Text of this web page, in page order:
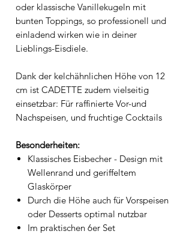
oder klassische Vanillekugeln mit
bunten Toppings, so professionell und
einladend wirken wie in deiner
Lieblings-Eisdiele.
Dank der kelchähnlichen Höhe von 12
cm ist CADETTE zudem vielseitig
einsetzbar: Für raffinierte Vor-und
Nachspeisen, und fruchtige Cocktails
Besonderheiten:
Klassisches Eisbecher - Design mit
Wellenrand und geriffeltem
Glaskörper
Durch die Höhe auch für Vorspeisen
oder Desserts optimal nutzbar
Im praktischen 6er Set